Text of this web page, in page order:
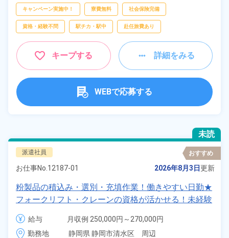
キャンペーン実施中！ 寮費無料 社会保険完備
資格・経験不問 駅チカ・駅中 赴任旅費あり
キープする 詳細をみる
WEBで応募する
未読
派遣社員 おすすめ
お仕事No. 12187-01 2026年8月3日更新
粉製品の積込み・選別・充填作業！働きやすい日勤★
フォークリフト・クレーンの資格が活かせる！未経験
も歓迎！マイカー通勤OK♪無料駐車場完備◎備品付き
寮完備！《静岡県富士宮市》
給与
月収例 250,000円～270,000円
時給 1,500円～1,500円
勤務地
静岡県 静岡市清水区　周辺